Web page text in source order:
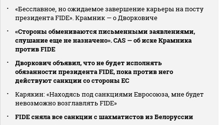
«Бесславное, но ожидаемое завершение карьеры на посту
президента FIDE». Крамник — о Дворковиче
«Стороны обмениваются письменными заявлениями,
слушание еще не назначено». CAS — об иске Крамника
против FIDE
Дворкович объявил, что не будет исполнять
обязанности президента FIDE, пока против него
действуют санкции со стороны ЕС
Карякин: «Находясь под санкциями Евросоюза, мне будет
невозможно возглавлять FIDE»
FIDE сняла все санкции с шахматистов из Белоруссии